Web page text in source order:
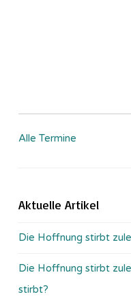
Alle Termine
Aktuelle Artikel
Die Hoffnung stirbt
Die Hoffnung stirbt
stirbt?